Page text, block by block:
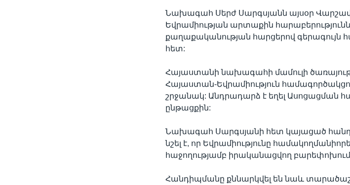
Նախագահ Սերժ Սարգսյանն այսօր
Եվրամիության արտաքին
քաղաքականության հարցերով գերագույն
հետ:
Հայաստանի նախագահի մամուլի
Հայաստան-Եվրամիություն
շրջանակ: Անդրադարձ է եղել Ասոցացման
ընթացքին:
Նախագահ Սարգսյանի հետ կայացած
նշել է, որ Եվրամիությունը
հաջողությամբ իրականացվող
Հանդիպմանը քննարկվել են նաև